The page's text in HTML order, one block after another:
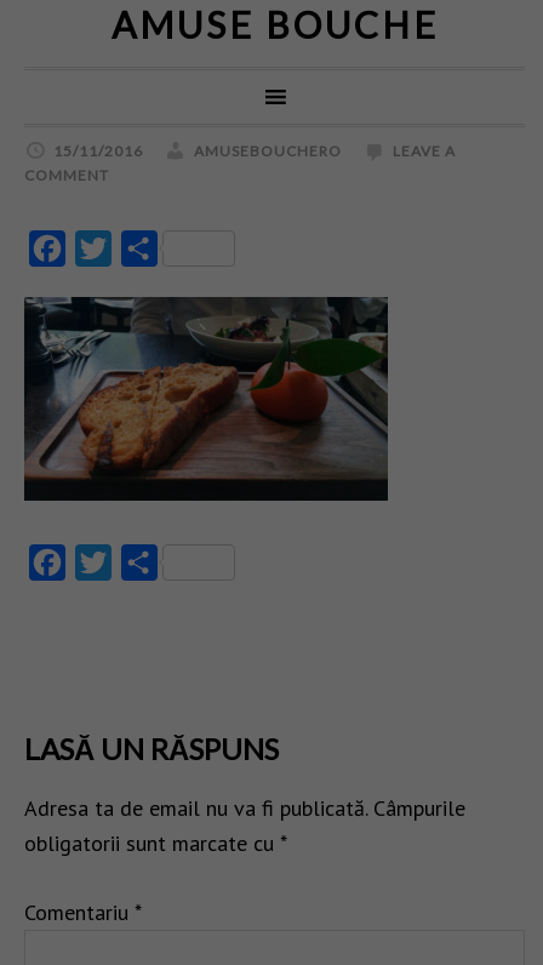
AMUSE BOUCHE
15/11/2016 AMUSEBOUCHERO
LEAVE A
COMMENT
FacebookTwitter
FacebookTwitter
LASĂ UN RĂSPUNS
Adresa ta de email nu va fi publicată. Câmpurile
obligatorii sunt marcate cu *
Comentariu *